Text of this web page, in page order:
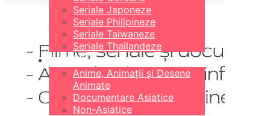
Seriale Japoneze
Seriale Philipineze
Seriale Taiwaneze
Seriale Thailandeze
DIVERSE
Anime, Animații și Desene
Animate
Documentare Asiatice
Non-Asiatice